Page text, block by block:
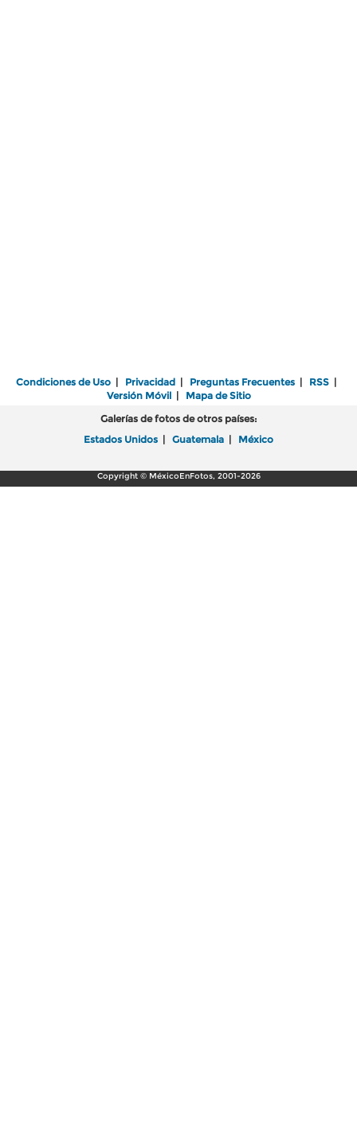
Condiciones de Uso | Privacidad | Preguntas Frecuentes | RSS |
Versión Móvil| Mapa de Sitio
Galerías de fotos de otros países:
Estados Unidos | Guatemala | México
Copyright © MéxicoEnFotos, 2001-2026